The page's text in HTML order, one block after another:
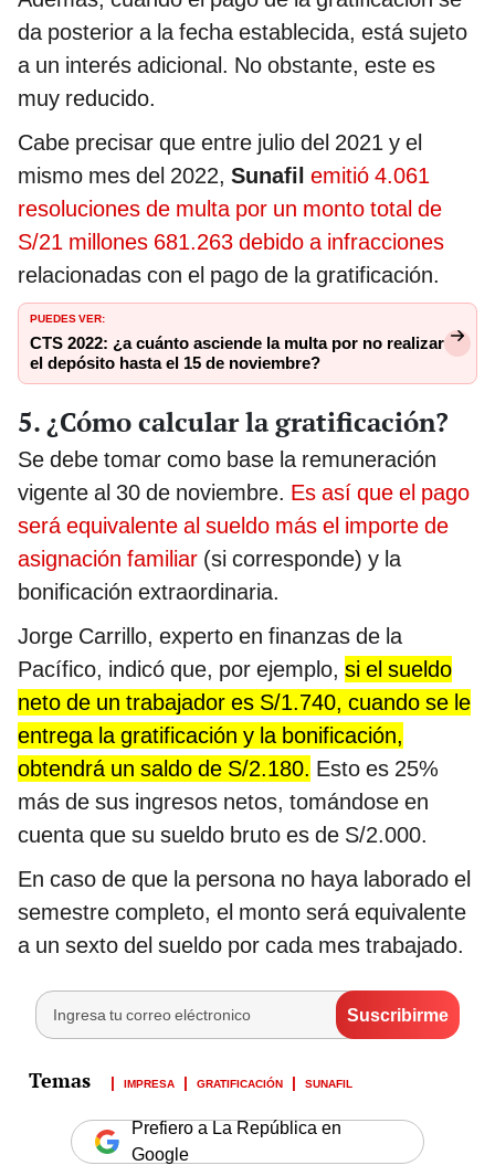
da posterior a la fecha establecida, está sujeto
a un interés adicional. No obstante, este es
muy reducido.
Cabe precisar que entre julio del 2021 y el
mismo mes del 2022, Sunafil emitió 4.061
resoluciones de multa por un monto total de
S/21 millones 681.263 debido a infracciones
relacionadas con el pago de la gratificación.
PUEDES VER:
CTS 2022: ¿a cuánto asciende la multa por no realizar
el depósito hasta el 15 de noviembre?
5. ¿Cómo calcular la gratificación?
Se debe tomar como base la remuneración
vigente al 30 de noviembre. Es así que el pago
será equivalente al sueldo más el importe de
asignación familiar (si corresponde) y la
bonificación extraordinaria.
Jorge Carrillo, experto en finanzas de la
Pacífico, indicó que, por ejemplo, si el sueldo
neto de un trabajador es S/1.740, cuando se le
entrega la gratificación y la bonificación,
obtendrá un saldo de S/2.180. Esto es 25%
más de sus ingresos netos, tomándose en
cuenta que su sueldo bruto es de S/2.000.
En caso de que la persona no haya laborado el
semestre completo, el monto será equivalente
a un sexto del sueldo por cada mes trabajado.
IMPRESA GRATIFICACIÓN SUNAFIL
Prefiero a La República en
Google